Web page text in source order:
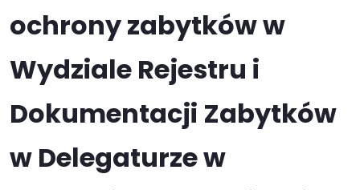
ochrony zabytków w
Wydziale Rejestru i
Dokumentacji Zabytków
w Delegaturze w